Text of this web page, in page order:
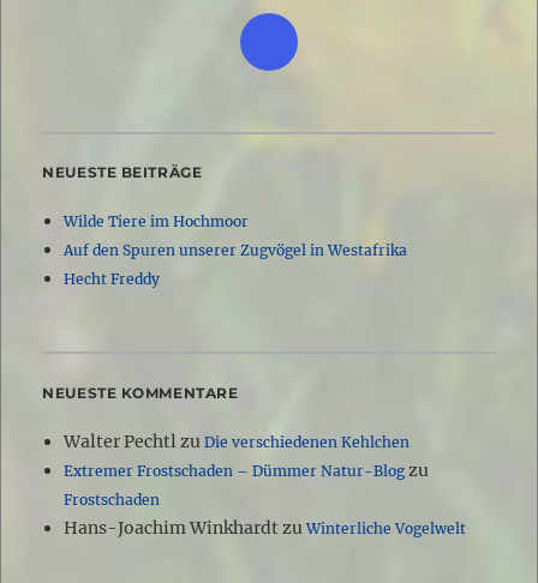
NEUESTE BEITRÄGE
Wilde Tiere im Hochmoor
Auf den Spuren unserer Zugvögel in Westafrika
Hecht Freddy
NEUESTE KOMMENTARE
Walter Pechtlzu Die verschiedenen Kehlchen
Extremer Frostschaden – Dümmer Natur-Blogzu
Frostschaden
Hans-Joachim WinkhardtzuWinterliche Vogelwelt